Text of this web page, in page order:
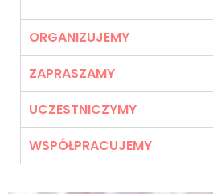
ORGANIZUJEMY
ZAPRASZAMY
UCZESTNICZYMY
WSPÓŁPRACUJEMY